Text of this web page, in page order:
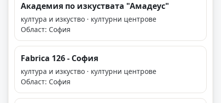
Академия по изкуствата "Амадеус"
култура и изкуство · културни центрове
Област: София
Fabrica 126 - София
култура и изкуство · културни центрове
Област: София